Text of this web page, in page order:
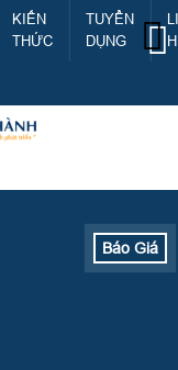
KIẾN
THỨC
TUYỂN
DỤNG
Báo Giá